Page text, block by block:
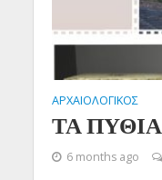
ΑΡΧΑΙΟΛΟΓΙΚΟΣ
ΤΑ ΠΥΘΙΑ
6 months ago